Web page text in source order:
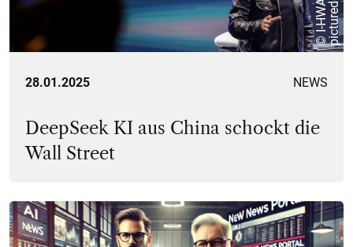
k
28.01.2025 NEWS
DeepSeek KI aus China schockt die
Wall Street